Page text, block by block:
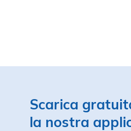
Scarica
la nostra